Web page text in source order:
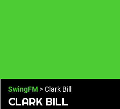
SwingFM > Clark Bill
CLARK BILL